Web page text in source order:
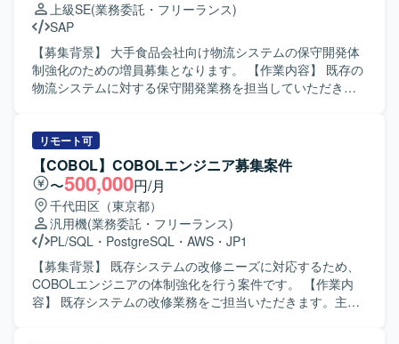
です。 【ポジションの魅力】 金融系システムの結合テスト
工程に関わることで、大規模システムの品質向上に寄与で
きるポジションです。JavaおよびLinux環境での開発スキル
を活かしつつ、テスト工程の経験を深めることができま
す。 【開発環境】 Java Linux
上級SE(業務委託・フリーランス)
SAP
【募集背景】 大手食品会社向け物流システムの保守開発体
制強化のための増員募集となります。 【作業内容】 既存の
物流システムに対する保守開発業務を担当していただきま
を実施いたします。ユーザとの調整やベンダーコントロー
ルを行いながら、システムの安定稼働と改善を進めていた
だきます。 【求める人物像】 コミュニケーションを取りな
がらユーザやベンダーと円滑に調整ができる方を求めてお
ります。長期的な参画を前提に、業務を通じてSAPをはじ
めとした新しい技術習得に前向きに取り組んでいただける
方が望ましいです。 【ポジションの魅力】 大手企業向け物
流システムの保守開発に携わることで、業務知見とシステ
ム運用・改善の両面で経験を積むことができます。外部シ
ステムとのデータ連携やユーザ調整など、上流から下流ま
リモート可
【COBOL】COBOLエンジニア募集案件
〜500,000円/月
千代田区（東京都）
汎用機(業務委託・フリーランス)
PL/SQL ・ PostgreSQL ・ AWS ・ JP1
【募集背景】 既存システムの改修ニーズに対応するため、
COBOLエンジニアの体制強化を行う案件です。 【作業内
容】 既存システムの改修業務をご担当いただきます。主に